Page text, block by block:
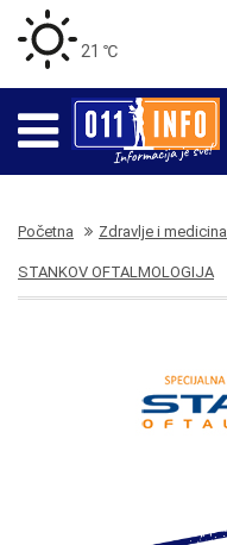
21 ℃
Početna Zdravlje i medicina
STANKOV OFTALMOLOGIJA